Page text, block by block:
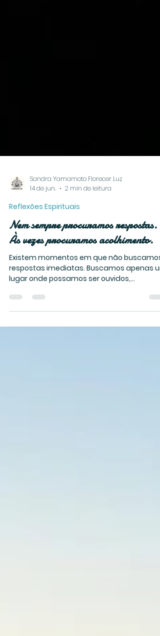
14 de jun.
2 min de leitura
Reflexões Espirituais
Nem sempre procuramos respostas.
Às vezes procuramos acolhimento.
Existem momentos em que não buscamos
respostas imediatas. Buscamos apenas
lugar onde possamos ser ouvidos,